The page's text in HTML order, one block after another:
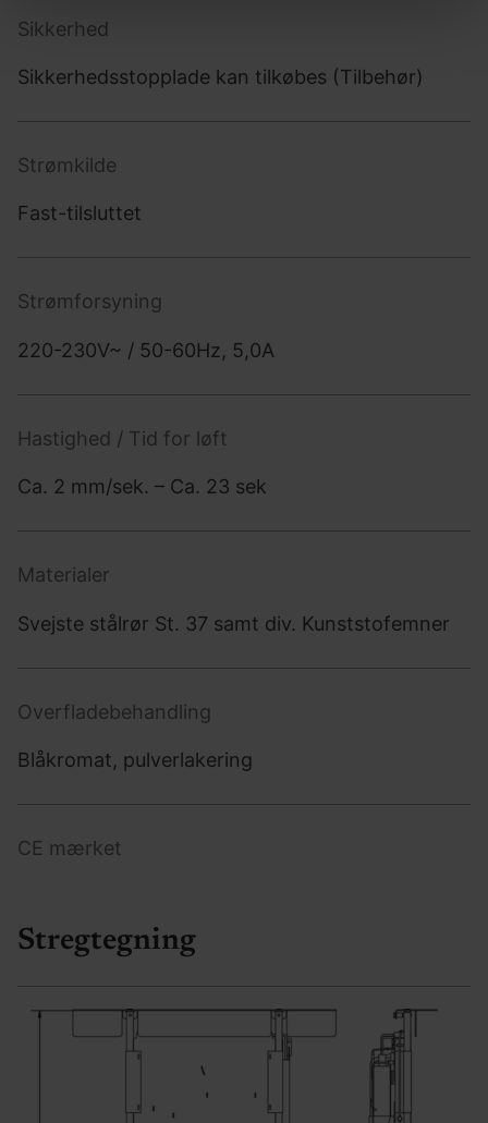
Sikkerhed
Sikkerhedsstopplade kan tilkøbes (Tilbehør)
Strømkilde
Fast-tilsluttet
Strømforsyning
220-230V~ / 50-60Hz, 5,0A
Hastighed / Tid for løft
Ca. 2 mm/sek. – Ca. 23 sek
Materialer
Svejste stålrør St. 37 samt div. Kunststofemner
Overfladebehandling
Blåkromat, pulverlakering
CE mærket
Stregtegning